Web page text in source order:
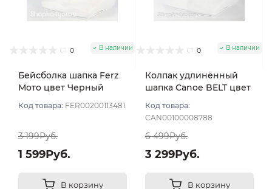
0 В наличии
Бейсболка шапка Ferz
Мото цвет Черный
Код товара: FER00200113481
3 199Руб.
1 599Руб.
В корзину
0 В наличии
Колпак удлинённый
шапка Canoe BELT цвет
Код товара:
CAN00100008788
6 499Руб.
3 299Руб.
В корзину